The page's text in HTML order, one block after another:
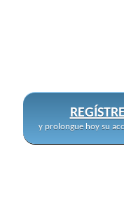
y prolongue hoy su